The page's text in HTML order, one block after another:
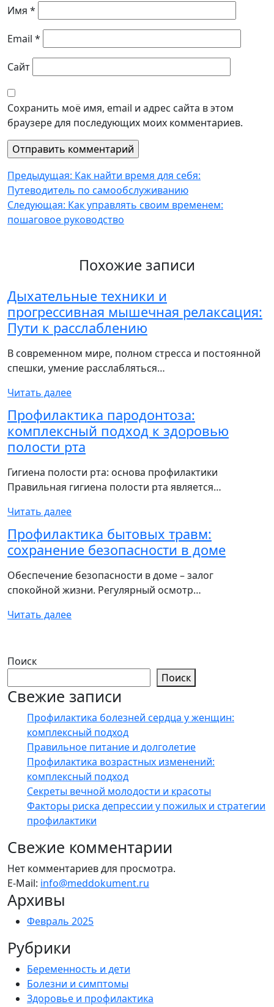
Имя *
Email *
Сайт
Сохранить моё имя, email и адрес сайта в этом
браузере для последующих моих комментариев.
Навигация
по
записям
Предыдущая: Как найти время для себя:
Путеводитель по самообслуживанию
Следующая: Как управлять своим временем:
пошаговое руководство
Похожие записи
Дыхательные техники и
прогрессивная мышечная релаксация:
Пути к расслаблению
В современном мире, полном стресса и постоянной
спешки, умение расслабляться…
Читать далее
Профилактика пародонтоза:
комплексный подход к здоровью
полости рта
Гигиена полости рта: основа профилактики
Правильная гигиена полости рта является…
Читать далее
Профилактика бытовых травм:
сохранение безопасности в доме
Обеспечение безопасности в доме – залог
спокойной жизни. Регулярный осмотр…
Читать далее
Поиск
Поиск
Свежие записи
Профилактика болезней сердца у женщин:
комплексный подход
Правильное питание и долголетие
Профилактика возрастных изменений:
комплексный подход
Секреты вечной молодости и красоты
Факторы риска депрессии у пожилых и стратегии
профилактики
Свежие комментарии
Нет комментариев для просмотра.
E-Mail: info@meddokument.ru
Архивы
Февраль 2025
Рубрики
Беременность и дети
Болезни и симптомы
Здоровье и профилактика